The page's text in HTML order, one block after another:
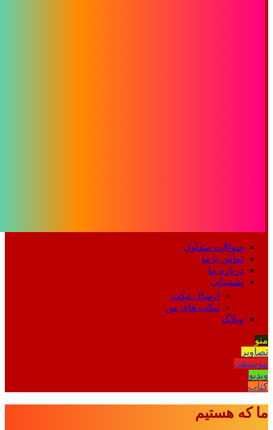
سوالات متداول
تماس با ما
درباره ما
پشتیبانی
ارسال تیکت
تیکت های من
وبلاگ
منو
تصاویر
موسیقی
ویدیو
کتاب
ما که هستیم